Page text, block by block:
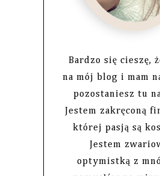
Bardzo się cieszę,
na mój blog i mam
pozostaniesz tu
Jestem zakręconą
której pasją są
Jestem
optymistką z